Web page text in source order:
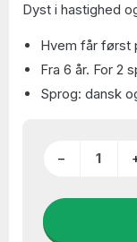
Dyst i hastighed
Hvem får først
Fra 6 år. For 2
Sprog: dansk
−